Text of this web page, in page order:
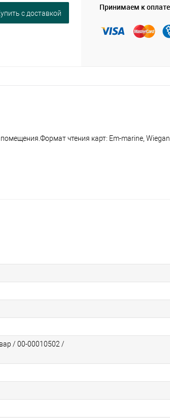
c доставкой
Принимаем к оплате
чтения карт: Em-marine,
/ 00-00010502 /